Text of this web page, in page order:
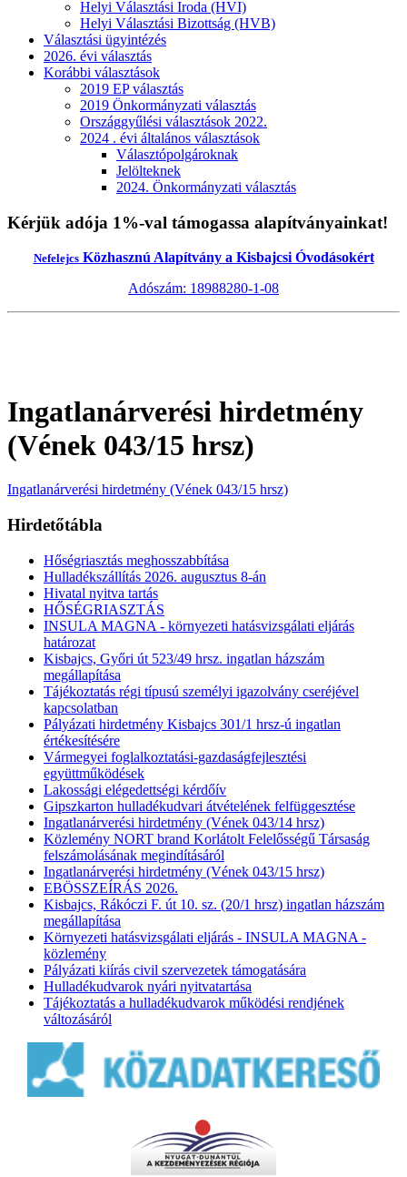
Helyi Választási Iroda (HVI)
Helyi Választási Bizottság (HVB)
Választási ügyintézés
2026. évi választás
Korábbi választások
2019 EP választás
2019 Önkormányzati választás
Országgyűlési választások 2022.
2024 . évi általános választások
Választópolgároknak
Jelölteknek
2024. Önkormányzati választás
Kérjük adója 1%-val támogassa alapítványainkat!
NefelejcsKözhasznú Alapítvány a Kisbajcsi Óvodásokért
Adószám: 18988280-1-08
Ingatlanárverési hirdetmény
(Vének 043/15 hrsz)
Ingatlanárverési hirdetmény (Vének 043/15 hrsz)
Hirdetőtábla
Hőségriasztás meghosszabbítása
Hulladékszállítás 2026. augusztus 8-án
Hivatal nyitva tartás
HŐSÉGRIASZTÁS
INSULA MAGNA - környezeti hatásvizsgálati eljárás
határozat
Kisbajcs, Győri út 523/49 hrsz. ingatlan házszám
megállapítása
Tájékoztatás régi típusú személyi igazolvány cseréjével
kapcsolatban
Pályázati hirdetmény Kisbajcs 301/1 hrsz-ú ingatlan
értékesítésére
Vármegyei foglalkoztatási-gazdaságfejlesztési
együttműködések
Lakossági elégedettségi kérdőív
Gipszkarton hulladékudvari átvételének felfüggesztése
Ingatlanárverési hirdetmény (Vének 043/14 hrsz)
Közlemény NORT brand Korlátolt Felelősségű Társaság
felszámolásának megindításáról
Ingatlanárverési hirdetmény (Vének 043/15 hrsz)
EBÖSSZEÍRÁS 2026.
Kisbajcs, Rákóczi F. út 10. sz. (20/1 hrsz) ingatlan házszám
megállapítása
Környezeti hatásvizsgálati eljárás - INSULA MAGNA -
közlemény
Pályázati kiírás civil szervezetek támogatására
Hulladékudvarok nyári nyitvatartása
Tájékoztatás a hulladékudvarok működési rendjének
változásáról